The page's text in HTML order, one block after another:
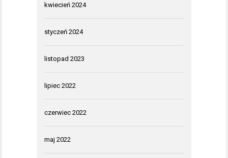
kwiecień 2024
styczeń 2024
listopad 2023
lipiec 2022
czerwiec 2022
maj 2022